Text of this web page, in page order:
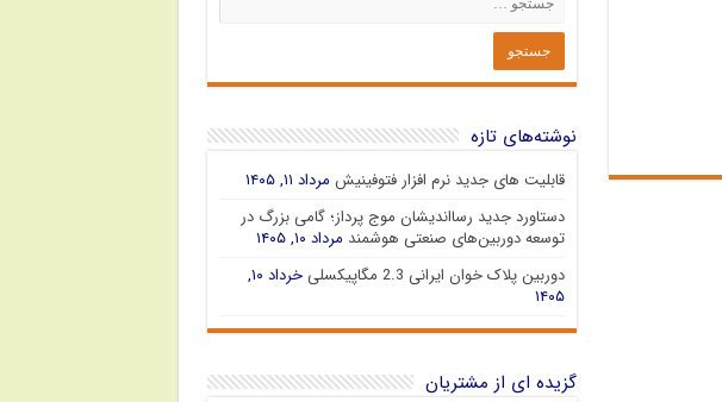
نوشته‌های تازه
قابلیت های جدید نرم افزار فتوفینیش مرداد ۱۱, ۱۴۰۵
دستاورد جدید رسااندیشان موج پرداز؛ گامی بزرگ در
توسعه دوربین‌های صنعتی هوشمند مرداد ۱۰, ۱۴۰۵
دوربین پلاک خوان ایرانی 2.3 مگاپیکسلی
خرداد ۱۰,
۱۴۰۵
گزیده ای از مشتریان